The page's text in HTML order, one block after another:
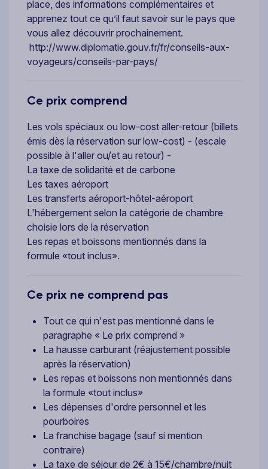
place, des informations complémentaires et
apprenez tout ce qu’il faut savoir sur le pays que
vous allez découvrir prochainement.
http://www.diplomatie.gouv.fr/fr/conseils-aux-
voyageurs/conseils-par-pays/
Ce prix comprend
Les vols spéciaux ou low-cost aller-retour (billets
émis dès la réservation sur low-cost) - (escale
possible à l'aller ou/et au retour) -
La taxe de solidarité et de carbone
Les taxes aéroport
Les transferts aéroport-hôtel-aéroport
L'hébergement selon la catégorie de chambre
choisie lors de la réservation
Les repas et boissons mentionnés dans la
formule «tout inclus».
Ce prix ne comprend pas
Tout ce qui n'est pas mentionné dans le
paragraphe « Le prix comprend »
La hausse carburant (réajustement possible
après la réservation)
Les repas et boissons non mentionnés dans
la formule «tout inclus»
Les dépenses d'ordre personnel et les
pourboires
La franchise bagage (sauf si mention
contraire)
La taxe de séjour de 2€ à 15€/chambre/nuit